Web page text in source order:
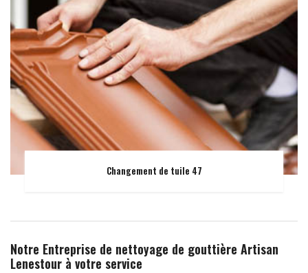
Changement de tuile 47
Notre Entreprise de nettoyage de gouttière Artisan
Lenestour à votre service